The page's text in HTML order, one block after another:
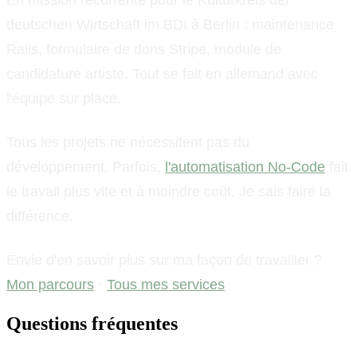
l'automatisation No-Code
Mon parcours
Tous mes services
Questions fréquentes